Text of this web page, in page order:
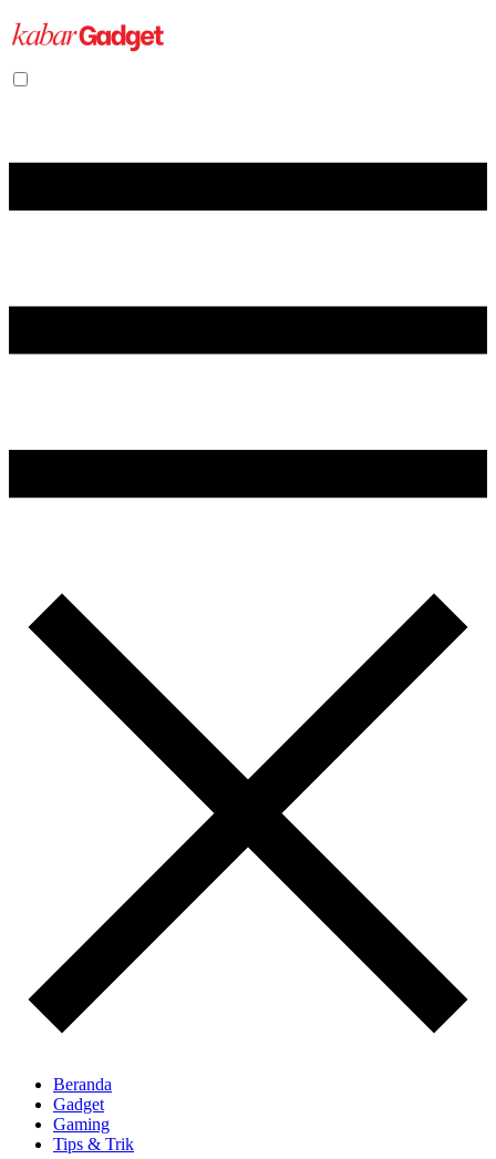
Beranda
Gadget
Gaming
Tips & Trik